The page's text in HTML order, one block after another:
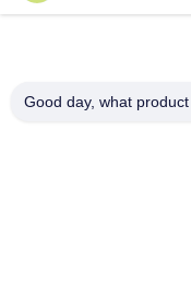
Good day, what